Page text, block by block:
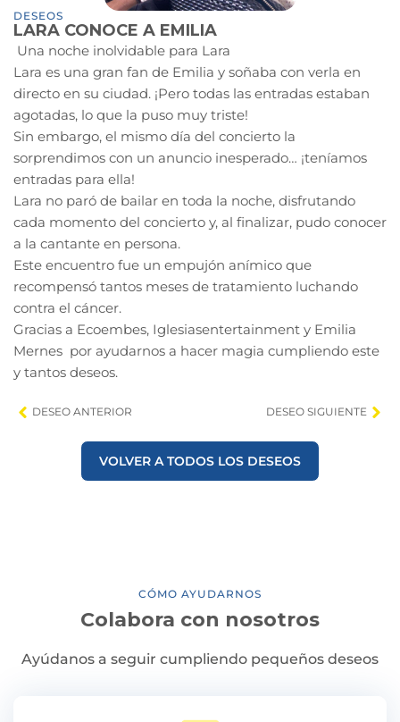
DESEOS
LARA CONOCE A EMILIA
Una noche inolvidable para Lara
Lara es una gran fan de Emilia y soñaba con verla en
directo en su ciudad. ¡Pero todas las entradas estaban
agotadas, lo que la puso muy triste!
Sin embargo, el mismo día del concierto la
sorprendimos con un anuncio inesperado… ¡teníamos
entradas para ella!
Lara no paró de bailar en toda la noche, disfrutando
cada momento del concierto y, al finalizar, pudo conocer
a la cantante en persona.
Este encuentro fue un empujón anímico que
recompensó tantos meses de tratamiento luchando
contra el cáncer.
Gracias a Ecoembes, Iglesiasentertainment y Emilia
Mernes por ayudarnos a hacer magia cumpliendo este
y tantos deseos.
DESEO ANTERIOR DESEO SIGUIENTE
VOLVER A TODOS LOS DESEOS
CÓMO AYUDARNOS
Colabora con nosotros
Ayúdanos a seguir cumpliendo pequeños deseos